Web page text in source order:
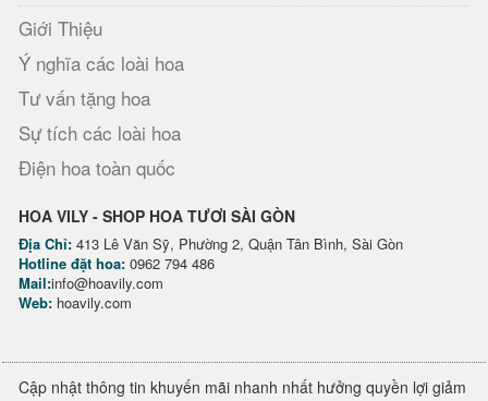
Giới Thiệu
Ý nghĩa các loài hoa
Tư vấn tặng hoa
Sự tích các loài hoa
Điện hoa toàn quốc
HOA VILY - SHOP HOA TƯƠI SÀI GÒN
Địa Chỉ: 413 Lê Văn Sỹ, Phường 2, Quận Tân Bình, Sài Gòn
Hotline đặt hoa: 0962 794 486
Mail:info@hoavily.com
Web: hoavily.com
Cập nhật thông tin khuyến mãi nhanh nhất hưởng quyền lợi giảm